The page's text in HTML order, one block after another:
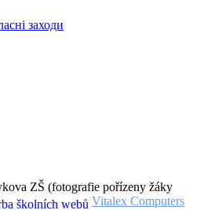
заходи
ZŠ (fotografie pořízeny žáky
Vitalex Computers